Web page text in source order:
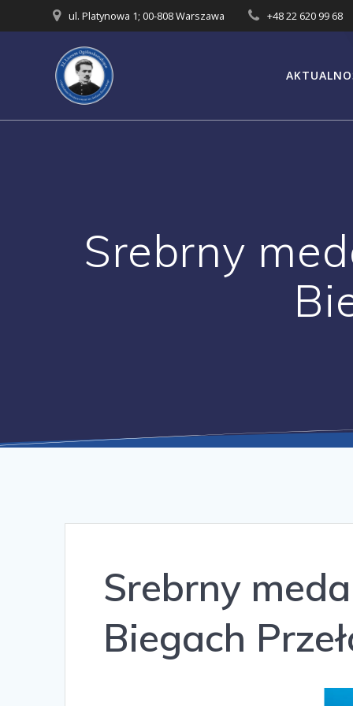
do
ul. Platynowa 1; 00-808 Warszawa +48 22 620 99 68
Srebrny
Srebrny
Biegach